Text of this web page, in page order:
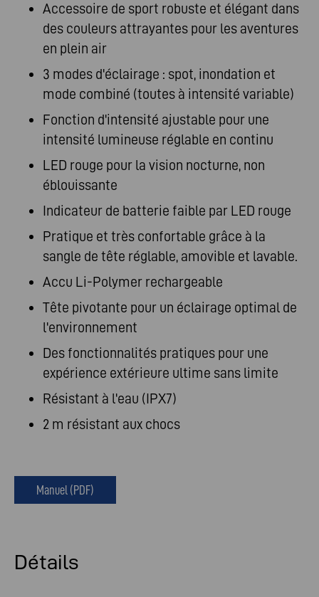
Accessoire de sport robuste et élégant dans
des couleurs attrayantes pour les aventures
en plein air
3 modes d'éclairage : spot, inondation et
mode combiné (toutes à intensité variable)
Fonction d'intensité ajustable pour une
intensité lumineuse réglable en continu
LED rouge pour la vision nocturne, non
éblouissante
Indicateur de batterie faible par LED rouge
Pratique et très confortable grâce à la
sangle de tête réglable, amovible et lavable.
Accu Li-Polymer rechargeable
Tête pivotante pour un éclairage optimal de
l'environnement
Des fonctionnalités pratiques pour une
expérience extérieure ultime sans limite
Résistant à l'eau (IPX7)
2 m résistant aux chocs
Manuel (PDF)
Détails